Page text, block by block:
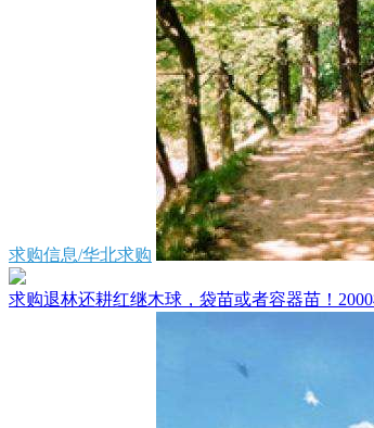
求购信息/华北求购
求购退林还耕红继木球，袋苗或者容器苗！